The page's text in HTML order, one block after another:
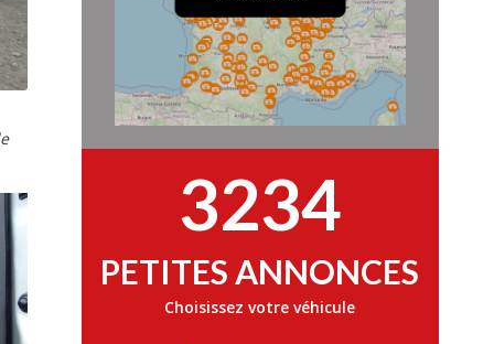
3234
PETITES ANNONCES
Choisissez votre véhicule